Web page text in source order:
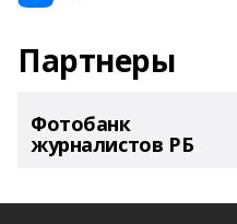
Партнеры
Фотобанк
журналистов РБ